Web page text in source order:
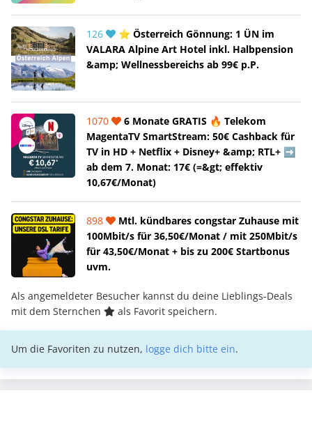
126
⭐ Österreich Gönnung: 1 ÜN im
VALARA Alpine Art Hotel inkl. Halbpension
&amp; Wellnessbereichs ab 99€ p.P.
1070
6 Monate GRATIS 🔥 Telekom
MagentaTV SmartStream: 50€ Cashback für
TV in HD + Netflix + Disney+ &amp; RTL+ ➡️
ab dem 7. Monat: 17€ (=&gt; effektiv
10,67€/Monat)
898
Mtl. kündbares congstar Zuhause mit
100Mbit/s für 36,50€/Monat / mit 250Mbit/s
für 43,50€/Monat + bis zu 200€ Startbonus
uvm.
Als angemeldeter Besucher kannst du deine Lieblings-Deals
mit dem Sternchen
als Favorit speichern.
Um die Favoriten zu nutzen, logge dich bitte ein.